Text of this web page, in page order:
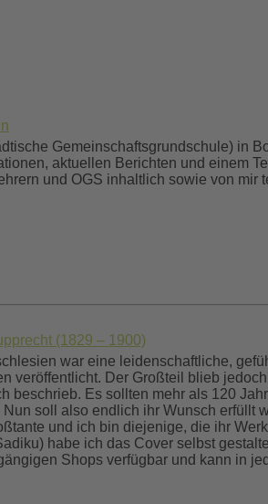
Gemeinschaftsgrundschule) in
aktuellen Berichten und einem
und OGS inhaltlich sowie von mir
(1829 – 1900)
war eine leidenschaftliche,
veröffentlicht. Der Großteil blieb
beschrieb. Es sollten mehr als 120
soll also endlich ihr Wunsch erfüllt
und ich bin diejenige, die ihr
habe ich das Cover selbst
Shops verfügbar und kann in